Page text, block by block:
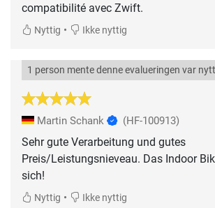
compatibilité avec Zwift.
Nyttig • Ikke nyttig
1 person mente denne evalueringen var
Martin Schank (HF-100913)
Sehr gute Verarbeitung und gutes
Preis/Leistungsnieveau. Das Indoor
sich!
Nyttig • Ikke nyttig